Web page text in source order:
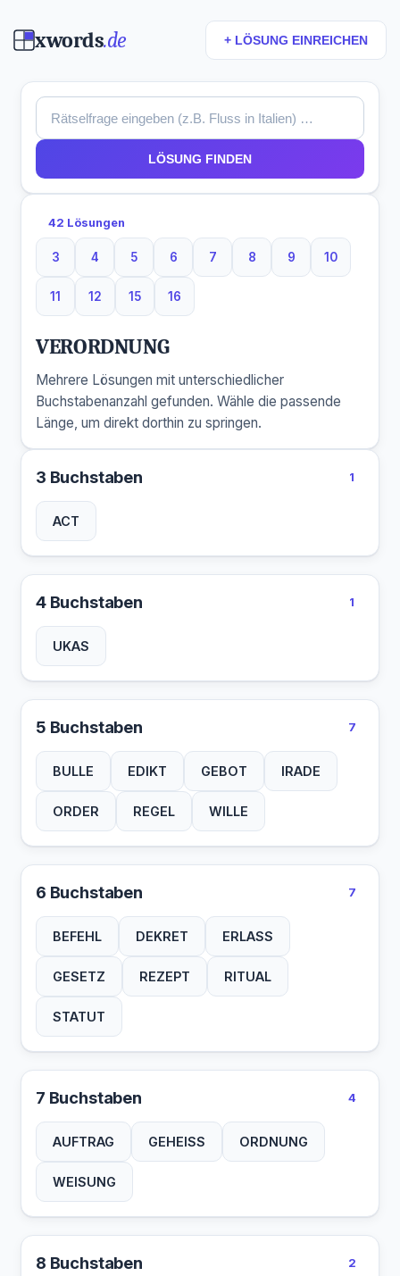
xwords.de + LÖSUNG EINREICHEN
LÖSUNG FINDEN
42 Lösungen
3
3 Buchstaben
4
4 Buchstaben
5
5 Buchstaben
6
6 Buchstaben
7
7 Buchstaben
8
8 Buchstaben
9
9 Buchstaben
10
10
11
11 Buchstaben
12
12 Buchstaben
15
15 Buchstaben
16
16 Buchstaben
VERORDNUNG
Mehrere Lösungen mit unterschiedlicher
Buchstabenanzahl gefunden. Wähle die passende
Länge, um direkt dorthin zu springen.
3 Buchstaben 1
ACT
4 Buchstaben 1
UKAS
5 Buchstaben 7
BULLE EDIKT GEBOT IRADE
ORDER REGEL WILLE
6 Buchstaben 7
BEFEHL DEKRET ERLASS
GESETZ REZEPT RITUAL
STATUT
7 Buchstaben 4
AUFTRAG GEHEISS ORDNUNG
WEISUNG
8 Buchstaben 2